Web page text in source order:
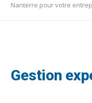
Nanterre pour votre
Gestion